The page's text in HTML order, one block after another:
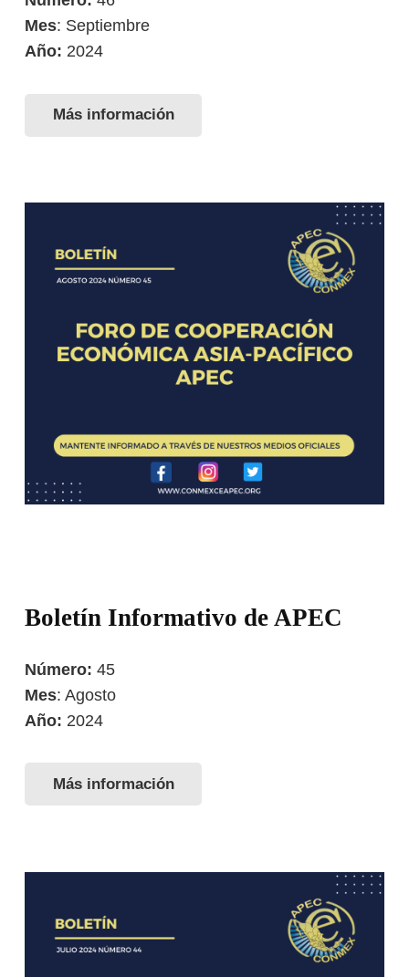
Mes: Septiembre
Año: 2024
Más información
Boletín Informativo de APEC
Número: 45
Mes: Agosto
Año: 2024
Más información